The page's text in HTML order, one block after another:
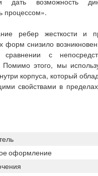
процессом».
ребер жесткости и
форм снизило
с
Помимо этого, мы
корпуса, который
свойствами в
оформление